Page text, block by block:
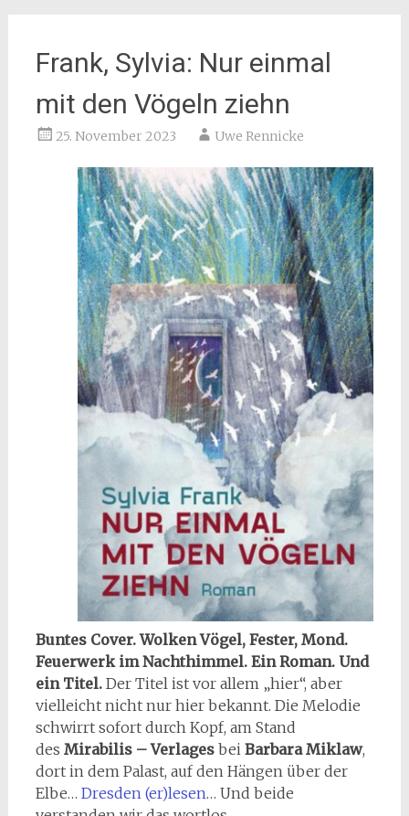
Frank, Sylvia: Nur einmal
mit den Vögeln ziehn
25. November 2023 Uwe Rennicke
Buntes Cover. Wolken Vögel, Fester, Mond.
Feuerwerk im Nachthimmel. Ein Roman. Und
ein Titel.Der Titel ist vor allem „hier“, aber
vielleicht nicht nur hier bekannt. Die Melodie
schwirrt sofort durch Kopf, am Stand
des Mirabilis – Verlagesbei Barbara Miklaw,
dort in dem Palast, auf den Hängen über der
Elbe… Dresden (er)lesen… Und beide